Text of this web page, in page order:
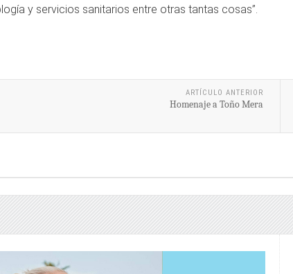
y servicios sanitarios entre otras tantas cosas”.
ARTÍCULO ANTERIOR
Homenaje a Toño Mera